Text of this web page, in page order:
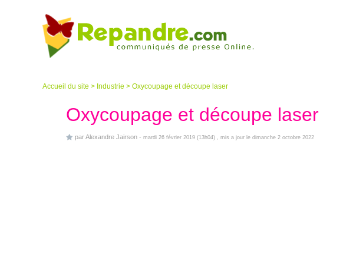
Accueil du site > Industrie > Oxycoupage et découpe laser
Oxycoupage et découpe laser
parAlexandre Jairson - mardi 26 février 2019 (13h04) , mis a jour le dimanche 2 octobre 2022